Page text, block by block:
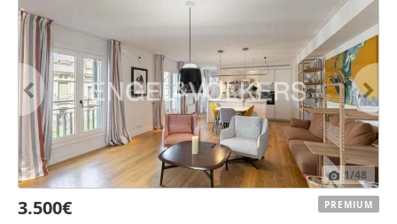
1/48
3.500€ PREMIUM